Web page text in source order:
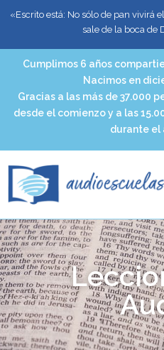
«Escrito está: No sólo de pan vivirá
sale de la boca de
Cumplimos 6 años
Nacimos en
Gracias a las más de 37.000
desde el comienzo y a las
durante el